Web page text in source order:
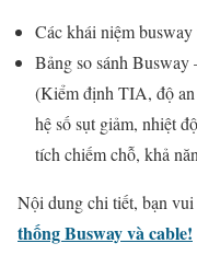
Các khái niệm busway
Bảng so sánh Busway
(Kiểm định TIA, độ an
hệ số sụt giảm, nhiệt
tích chiếm chỗ, khả
Nội dung chi tiết, bạn
thống Busway và cable!